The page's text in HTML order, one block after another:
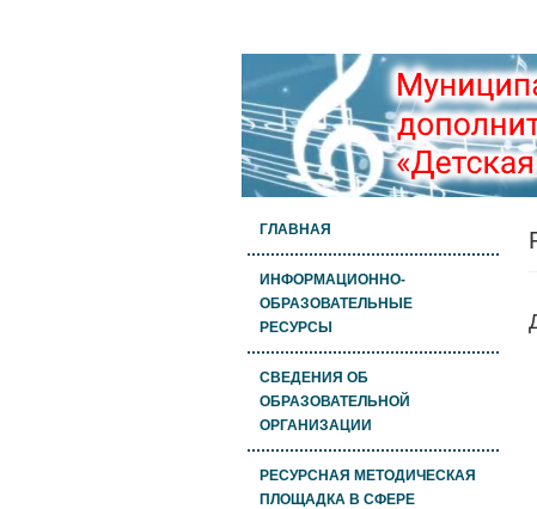
ГЛАВНАЯ
ИНФОРМАЦИОННО-
ОБРАЗОВАТЕЛЬНЫЕ
РЕСУРСЫ
СВЕДЕНИЯ ОБ
ОБРАЗОВАТЕЛЬНОЙ
ОРГАНИЗАЦИИ
РЕСУРСНАЯ МЕТОДИЧЕСКАЯ
ПЛОЩАДКА В СФЕРЕ